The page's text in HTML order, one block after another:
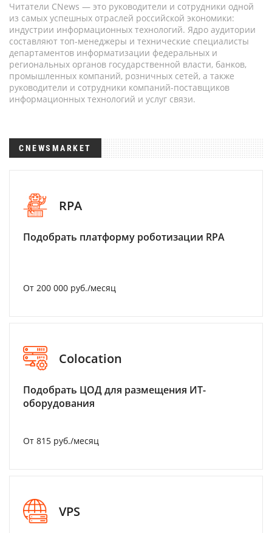
Читатели CNews — это руководители и сотрудники одной
из самых успешных отраслей российской экономики:
индустрии информационных технологий. Ядро аудитории
составляют топ-менеджеры и технические специалисты
департаментов информатизации федеральных и
региональных органов государственной власти, банков,
промышленных компаний, розничных сетей, а также
руководители и сотрудники компаний-поставщиков
информационных технологий и услуг связи.
CNEWSMARKET
RPA
Подобрать платформу роботизации RPA
От 200 000 руб./месяц
Colocation
Подобрать ЦОД для размещения ИТ-
оборудования
От 815 руб./месяц
VPS